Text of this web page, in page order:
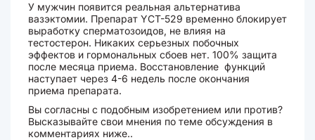
У мужчин появится реальная альтернатива
вазэктомии. Препарат YCT-529 временно блокирует
выработку сперматозоидов, не влияя на
тестостерон. Никаких серьезных побочных
эффектов и гормональных сбоев нет. 100% защита
после месяца приема. Восстановление функций
наступает через 4-6 недель после окончания
приема препарата.
Вы согласны с подобным изобретением или против?
Высказывайте свои мнения по теме обсуждения в
комментариях ниже..